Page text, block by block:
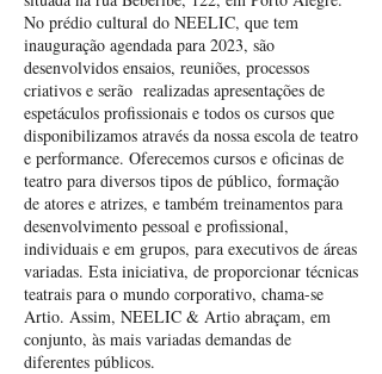
No prédio cultural do NEELIC, que tem
inauguração agendada para 2023, são
desenvolvidos ensaios, reuniões, processos
criativos e serão realizadas apresentações de
espetáculos profissionais e todos os cursos que
disponibilizamos através da nossa escola de teatro
e performance. Oferecemos cursos e oficinas de
teatro para diversos tipos de público, formação
de atores e atrizes, e também treinamentos para
desenvolvimento pessoal e profissional,
individuais e em grupos, para executivos de áreas
variadas. Esta iniciativa, de proporcionar técnicas
teatrais para o mundo corporativo, chama-se
Artio. Assim, NEELIC & Artio abraçam, em
conjunto, às mais variadas demandas de
diferentes públicos.